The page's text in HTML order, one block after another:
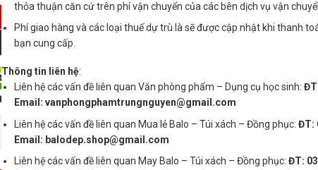
thỏa thuận căn cứ trên phí vận chuyển của các bên dịch vụ vận
Phí giao hàng và các loại thuế dự trù là sẽ được cập nhật khi thanh
bạn cung cấp.
Thông tin liên hệ:
Liên hệ các vấn đề liên quan Văn phòng phẩm – Dụng cụ học sinh:
Email: vanphongphamtrungnguyen@gmail.com
Liên hệ các vấn đề liên quan Mua lẻ Balo – Túi xách – Đồng phục: ĐT:
Email: balodep.shop@gmail.com
Liên hệ các vấn đề liên quan May Balo – Túi xách – Đồng phục: ĐT: